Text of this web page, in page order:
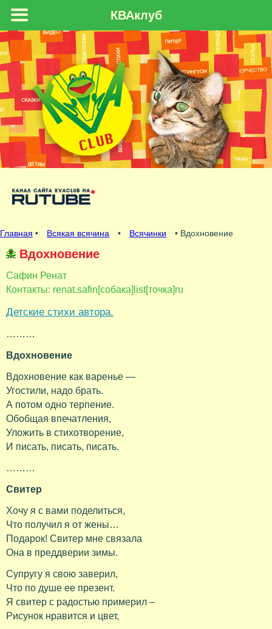
Главная • Всякая всячина • Всячинки • Вдохновение
Вдохновение
Сафин Ренат
Контакты: renat.safin[собака]list[точка]ru
Детские стихи автора.
………
Вдохновение
Вдохновение как варенье —
Угостили, надо брать.
А потом одно терпение.
Обобщая впечатления,
Уложить в стихотворение,
И писать, писать, писать.
………
Свитер
Хочу я с вами поделиться,
Что получил я от жены…
Подарок! Свитер мне связала
Она в преддверии зимы.
Супругу я свою заверил,
Что по душе ее презент.
Я свитер с радостью примерил –
Рисунок нравится и цвет,
КВАклуб